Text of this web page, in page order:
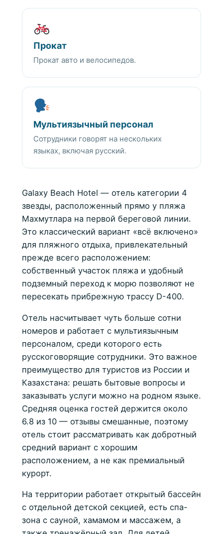
Прокат
Прокат авто и велосипедов.
Мультиязычный персонал
Сотрудники говорят на нескольких
языках, включая русский.
Galaxy Beach Hotel — отель категории 4
звезды, расположенный прямо у пляжа
Махмутлара на первой береговой линии.
Это классический вариант «всё включено»
для пляжного отдыха, привлекательный
прежде всего расположением:
собственный участок пляжа и удобный
подземный переход к морю позволяют не
пересекать прибрежную трассу D-400.
Отель насчитывает чуть больше сотни
номеров и работает с мультиязычным
персоналом, среди которого есть
русскоговорящие сотрудники. Это важное
преимущество для туристов из России и
Казахстана: решать бытовые вопросы и
заказывать услуги можно на родном языке.
Средняя оценка гостей держится около
6.8 из 10 — отзывы смешанные, поэтому
отель стоит рассматривать как добротный
средний вариант с хорошим
расположением, а не как премиальный
курорт.
На территории работает открытый бассейн
с отдельной детской секцией, есть спа-
зона с сауной, хамамом и массажем, а